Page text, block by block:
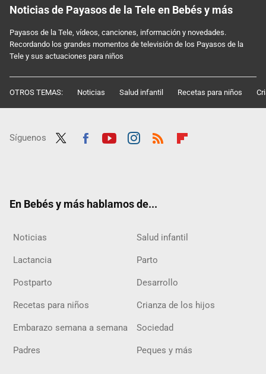
Noticias de Payasos de la Tele en Bebés y más
Payasos de la Tele, vídeos, canciones, información y novedades.
Recordando los grandes momentos de televisión de los Payasos de la
Tele y sus actuaciones para niños
OTROS TEMAS: Noticias Salud infantil Recetas para niños
Síguenos
En Bebés y más hablamos de...
Noticias Salud infantil
Lactancia Parto
Postparto Desarrollo
Recetas para niños Crianza de los hijos
Embarazo semana a semana Sociedad
Padres Peques y más